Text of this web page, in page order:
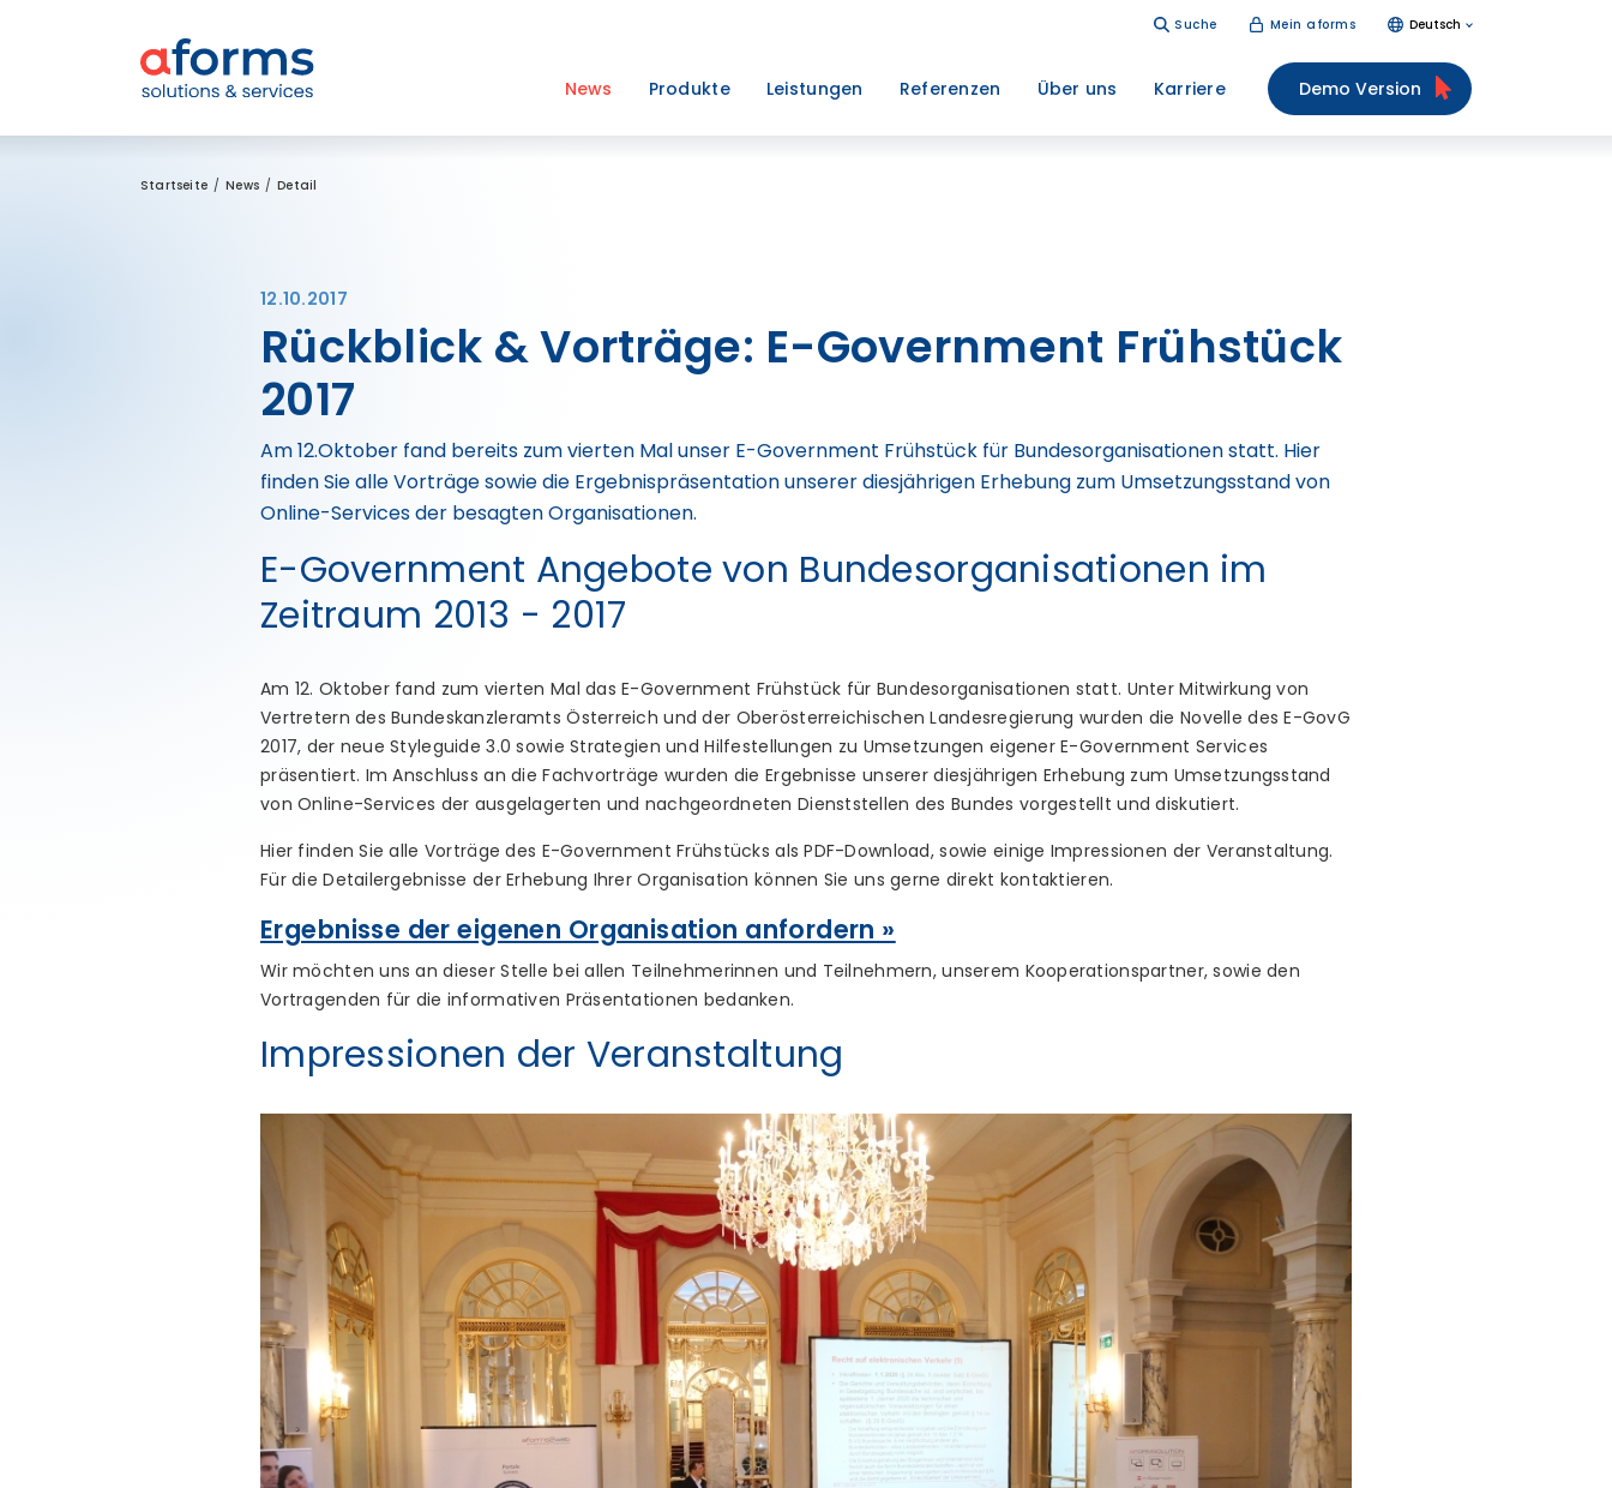
Suche Mein aforms Deutsch
News Produkte Leistungen Referenzen Über uns Karriere Demo Version
Startseite News Detail
12.10.2017
Rückblick & Vorträge: E-Government Frühstück
2017
Am 12.Oktober fand bereits zum vierten Mal unser E-Government Frühstück für Bundesorganisationen statt. Hier
finden Sie alle Vorträge sowie die Ergebnispräsentation unserer diesjährigen Erhebung zum Umsetzungsstand von
Online-Services der besagten Organisationen.
E-Government Angebote von Bundesorganisationen im
Zeitraum 2013 - 2017
Am 12. Oktober fand zum vierten Mal das E-Government Frühstück für Bundesorganisationen statt. Unter Mitwirkung von
Vertretern des Bundeskanzleramts Österreich und der Oberösterreichischen Landesregierung wurden die Novelle des E-GovG
2017, der neue Styleguide 3.0 sowie Strategien und Hilfestellungen zu Umsetzungen eigener E-Government Services
präsentiert. Im Anschluss an die Fachvorträge wurden die Ergebnisse unserer diesjährigen Erhebung zum Umsetzungsstand
von Online-Services der ausgelagerten und nachgeordneten Dienststellen des Bundes vorgestellt und diskutiert.
Hier finden Sie alle Vorträge des E-Government Frühstücks als PDF-Download, sowie einige Impressionen der Veranstaltung.
Für die Detailergebnisse der Erhebung Ihrer Organisation können Sie uns gerne direkt kontaktieren.
Ergebnisse der eigenen Organisation anfordern »
Wir möchten uns an dieser Stelle bei allen Teilnehmerinnen und Teilnehmern, unserem Kooperationspartner, sowie den
Vortragenden für die informativen Präsentationen bedanken.
Impressionen der Veranstaltung